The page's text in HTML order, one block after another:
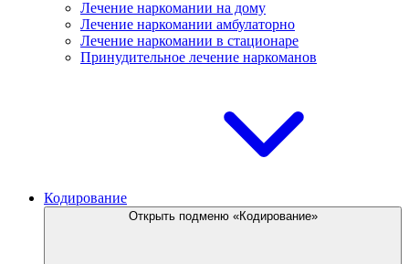
Лечение наркомании на дому
Лечение наркомании амбулаторно
Лечение наркомании в стационаре
Принудительное лечение наркоманов
Кодирование
Открыть подменю «Кодирование»